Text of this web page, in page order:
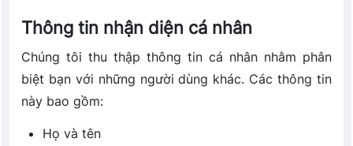
Thông tin nhận diện cá nhân
Chúng tôi thu thập thông tin cá nhân nhằm phân
biệt bạn với những người dùng khác. Các thông tin
này bao gồm:
Họ và tên